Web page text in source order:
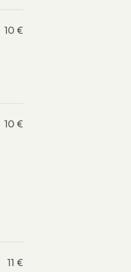
10 €
10 €
11 €